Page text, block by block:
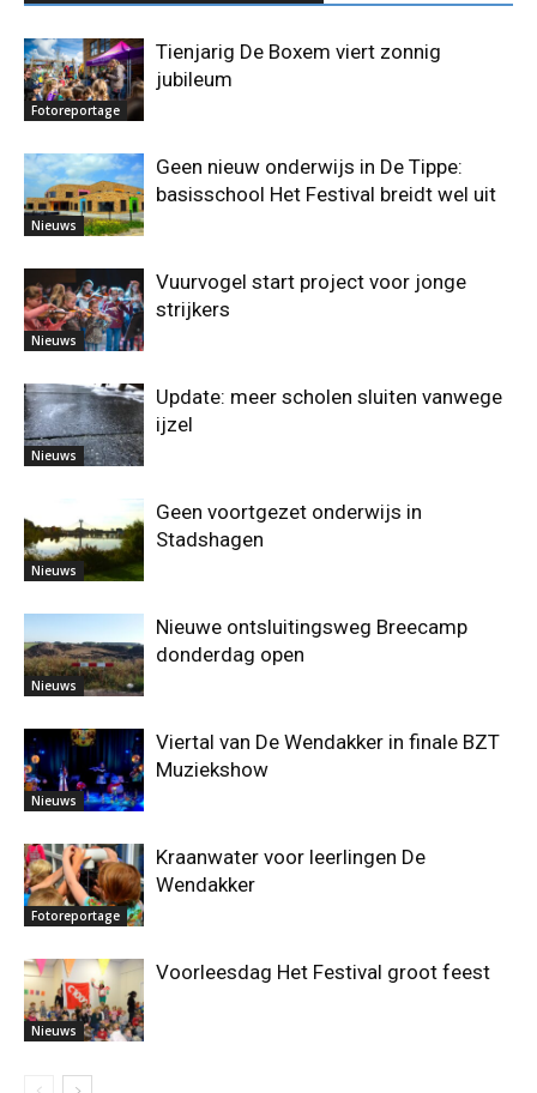
Fotoreportage
Tienjarig De Boxem viert zonnig
jubileum
Nieuws
Geen nieuw onderwijs in De Tippe:
basisschool Het Festival breidt wel uit
Nieuws
Vuurvogel start project voor jonge
strijkers
Nieuws
Update: meer scholen sluiten vanwege
ijzel
Nieuws
Geen voortgezet onderwijs in
Stadshagen
Nieuws
Nieuwe ontsluitingsweg Breecamp
donderdag open
Nieuws
Viertal van De Wendakker in finale BZT
Muziekshow
Fotoreportage
Kraanwater voor leerlingen De
Wendakker
Nieuws
Voorleesdag Het Festival groot feest